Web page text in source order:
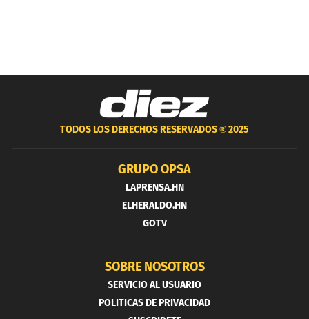
TODOS LOS DERECHOS RESERVADOS ®2025
GRUPO OPSA
LAPRENSA.HN
ELHERALDO.HN
GOTV
SOBRE NOSOTROS
SERVICIO AL USUARIO
POLITICAS DE PRIVACIDAD